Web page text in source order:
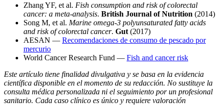
Zhang YF, et al. Fish consumption and risk of colorectal
cancer: a meta-analysis. British Journal of Nutrition (2014)
Song M, et al. Marine omega-3 polyunsaturated fatty acids
and risk of colorectal cancer. Gut (2017)
AESAN — Recomendaciones de consumo de pescado por
mercurio
World Cancer Research Fund — Fish and cancer risk
Este artículo tiene finalidad divulgativa y se basa en la evidencia
científica disponible en el momento de su redacción. No sustituye la
consulta médica personalizada ni el seguimiento por un profesional
sanitario. Cada caso clínico es único y requiere valoración